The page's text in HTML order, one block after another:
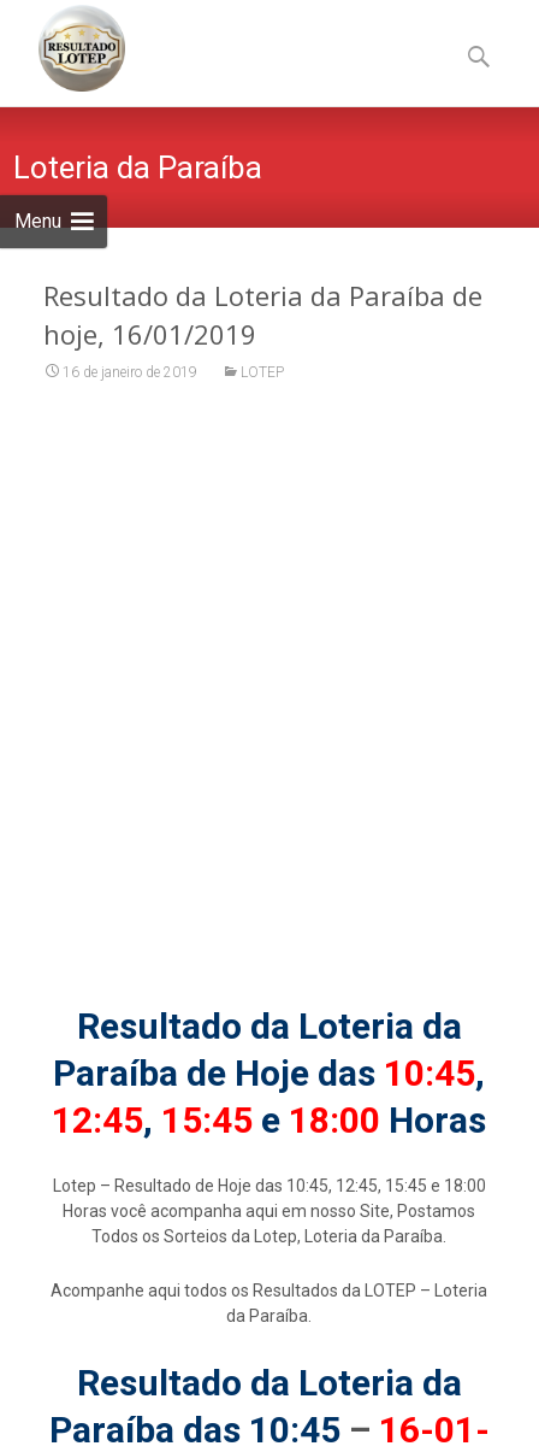
Menu
to
content
por:
Loteria da Paraíba
Resultado da Loteria da Paraíba de
hoje, 16/01/2019
16 de janeiro de 2019 LOTEP
Resultado da Loteria da
Paraíba de Hoje das 10:45,
12:45, 15:45 e 18:00 Horas
Lotep – Resultado de Hoje das 10:45, 12:45, 15:45 e 18:00
Horas você acompanha aqui em nosso Site, Postamos
Todos os Sorteios da Lotep, Loteria da Paraíba.
Acompanhe aqui todos os Resultados da LOTEP – Loteria
da Paraíba.
Resultado da Loteria da
Paraíba das 10:45– 16-01-